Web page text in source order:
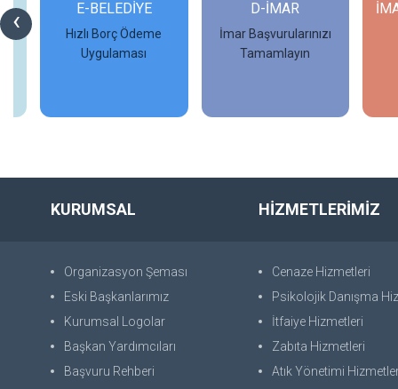
‹ E-BELEDİYE
Hızlı Borç Ödeme
Uygulaması
D-İMAR
İmar Başvurularınızı
Tamamlayın
KURUMSAL
Organizasyon Şeması
Eski Başkanlarımız
Kurumsal Logolar
Başkan Yardımcıları
Başvuru Rehberi
HİZMETLERİMİZ
Cenaze Hizmetleri
Psikolojik Danışma
İtfaiye Hizmetleri
Zabıta Hizmetleri
Atık Yönetimi